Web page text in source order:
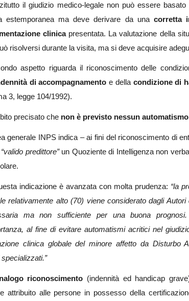
il giudizio medico-legale non può essere
estemporanea ma deve derivare da una corretta
clinicapresentata. La valutazione della
risolversi durante la visita, ma si deve acquisire
aspetto riguarda il riconoscimento delle
di accompagnamento e della condizione di
3, legge 104/1992).
precisato che non è previsto nessun automatismo
generale INPS indica – ai fini del riconoscimento di
“valido predittore” un Quoziente di Intelligenza non
indicazione è avanzata con molta prudenza: “la
relativamente alto (70) viene considerato dagli
ma non sufficiente per una buona
al fine di evitare automatismi acritici nel
clinica globale del minore affetto da Disturbo
riconoscimento (indennità ed handicap
attribuito alle persone in possesso della